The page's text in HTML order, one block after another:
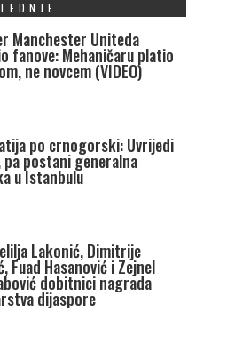
Manchester Uniteda
fanove: Mehaničaru platio
ne novcem (VIDEO)
po crnogorski: Uvrijedi
pa postani generalna
u Istanbulu
Lakonić, Dimitrije
Fuad Hasanović i Zejnel
dobitnici nagrada
dijaspore